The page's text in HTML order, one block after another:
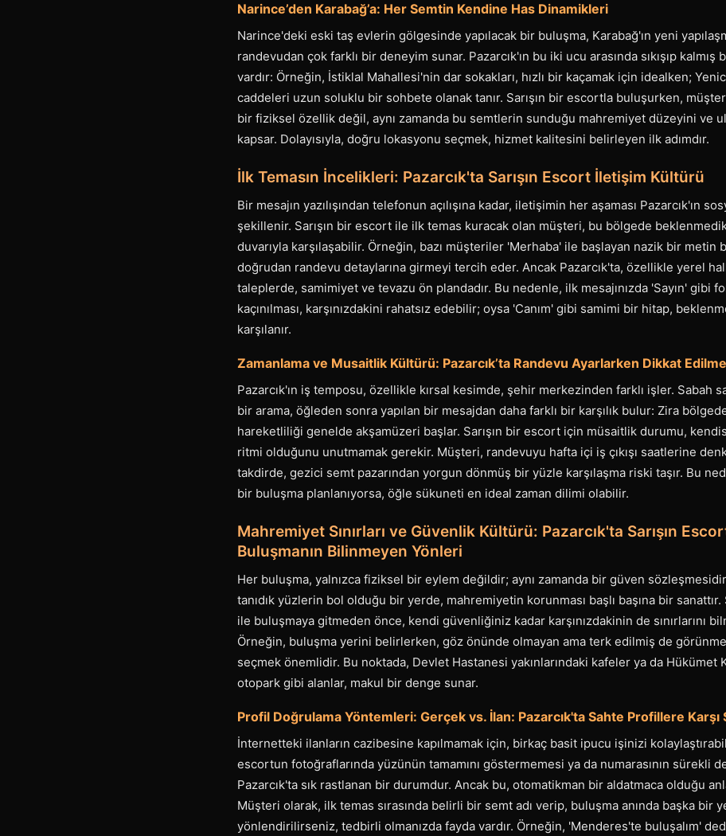
Narince’den Karabağ’a: Her Semtin Kendine Has Dinamikleri
Narince'deki eski taş evlerin gölgesinde yapılacak bir buluşma, Karabağ'ın yeni
randevudan çok farklı bir deneyim sunar. Pazarcık'ın bu iki ucu arasında sıkışıp kalmış
vardır: Örneğin, İstiklal Mahallesi'nin dar sokakları, hızlı bir kaçamak için idealken;
caddeleri uzun soluklu bir sohbete olanak tanır. Sarışın bir escortla buluşurken,
bir fiziksel özellik değil, aynı zamanda bu semtlerin sunduğu mahremiyet düzeyini ve
kapsar. Dolayısıyla, doğru lokasyonu seçmek, hizmet kalitesini belirleyen ilk adımdır.
İlk Temasın İncelikleri: Pazarcık'ta Sarışın Escort İletişim Kültürü
Bir mesajın yazılışından telefonun açılışına kadar, iletişimin her aşaması Pazarcık'ın
şekillenir. Sarışın bir escort ile ilk temas kuracak olan müşteri, bu bölgede
duvarıyla karşılaşabilir. Örneğin, bazı müşteriler 'Merhaba' ile başlayan nazik bir metin
doğrudan randevu detaylarına girmeyi tercih eder. Ancak Pazarcık'ta, özellikle yerel
taleplerde, samimiyet ve tevazu ön plandadır. Bu nedenle, ilk mesajınızda 'Sayın' gibi
kaçınılması, karşınızdakini rahatsız edebilir; oysa 'Canım' gibi samimi bir hitap,
karşılanır.
Zamanlama ve Musaitlik Kültürü: Pazarcık’ta Randevu Ayarlarken Dikkat
Pazarcık'ın iş temposu, özellikle kırsal kesimde, şehir merkezinden farklı işler. Sabah
bir arama, öğleden sonra yapılan bir mesajdan daha farklı bir karşılık bulur: Zira
hareketliliği genelde akşamüzeri başlar. Sarışın bir escort için müsaitlik durumu,
ritmi olduğunu unutmamak gerekir. Müşteri, randevuyu hafta içi iş çıkışı saatlerine
takdirde, gezici semt pazarından yorgun dönmüş bir yüzle karşılaşma riski taşır. Bu
bir buluşma planlanıyorsa, öğle sükuneti en ideal zaman dilimi olabilir.
Mahremiyet Sınırları ve Güvenlik Kültürü: Pazarcık'ta Sarışın
Buluşmanın Bilinmeyen Yönleri
Her buluşma, yalnızca fiziksel bir eylem değildir; aynı zamanda bir güven
tanıdık yüzlerin bol olduğu bir yerde, mahremiyetin korunması başlı başına bir sanattır.
ile buluşmaya gitmeden önce, kendi güvenliğiniz kadar karşınızdakinin de sınırlarını
Örneğin, buluşma yerini belirlerken, göz önünde olmayan ama terk edilmiş de
seçmek önemlidir. Bu noktada, Devlet Hastanesi yakınlarındaki kafeler ya da Hükümet
otopark gibi alanlar, makul bir denge sunar.
Profil Doğrulama Yöntemleri: Gerçek vs. İlan: Pazarcık'ta Sahte Profillere
İnternetteki ilanların cazibesine kapılmamak için, birkaç basit ipucu işinizi
escortun fotoğraflarında yüzünün tamamını göstermemesi ya da numarasının sürekli
Pazarcık'ta sık rastlanan bir durumdur. Ancak bu, otomatikman bir aldatmaca olduğu
Müşteri olarak, ilk temas sırasında belirli bir semt adı verip, buluşma anında başka bir
yönlendirilirseniz, tedbirli olmanızda fayda vardır. Örneğin, 'Menderes'te buluşalım'